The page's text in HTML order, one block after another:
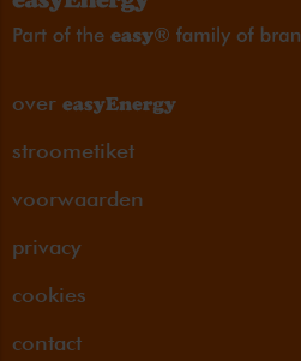
over
stroometiket
voorwaarden
privacy
cookies
contact